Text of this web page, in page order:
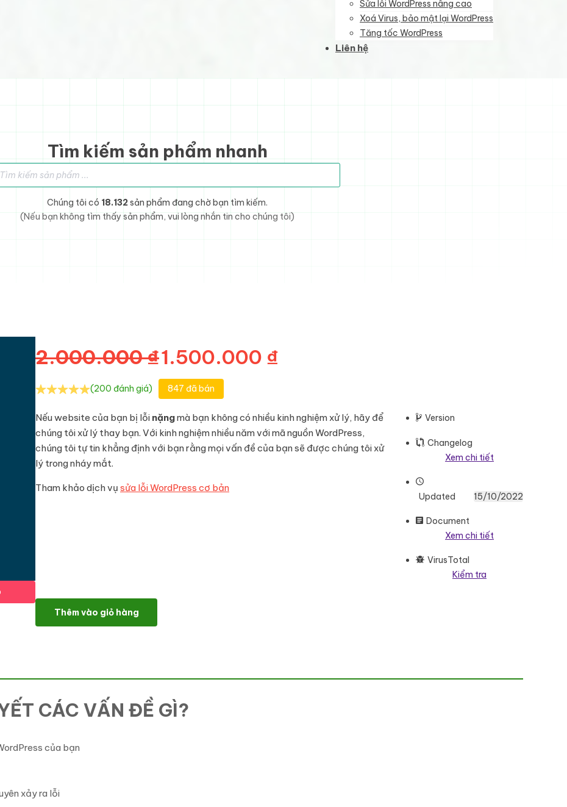
Sửa lỗi WordPress nâng cao
Xoá Virus, bảo mật lại WordPress
Tăng tốc WordPress
Liên hệ
Tìm kiếm sản phẩm nhanh
sản phẩm
Chúng tôi có 18.132 sản phẩm đang chờ bạn tìm kiếm.
(Nếu bạn không tìm thấy sản phẩm, vui lòng nhắn tin cho chúng tôi)
2.000.000₫Giá gốc là: 2.000.000 ₫.
1.500.000 ₫
(200 đánh giá) 847 đã bán
Nếu website của bạn bị lỗi nặngmà bạn không có nhiều kinh nghiệm xử lý, hãy để
chúng tôi xử lý thay bạn. Với kinh nghiệm nhiều năm với mã nguồn WordPress,
chúng tôi tự tin khẳng định với bạn rằng mọi vấn đề của bạn sẽ được chúng tôi xử
lý trong nháy mắt.
Tham khảo dịch vụ sửa lỗi WordPress cơ bản
Version
Changelog
Xem chi tiết
Updated 15/10/2022
Document
Xem chi tiết
VirusTotal
Kiểm tra
Sửa lỗi WordPress nâng cao số lượng
Thêm vào giỏ hàng
CÁC VẤN ĐỀ GÌ?
của bạn
xảy ra lỗi